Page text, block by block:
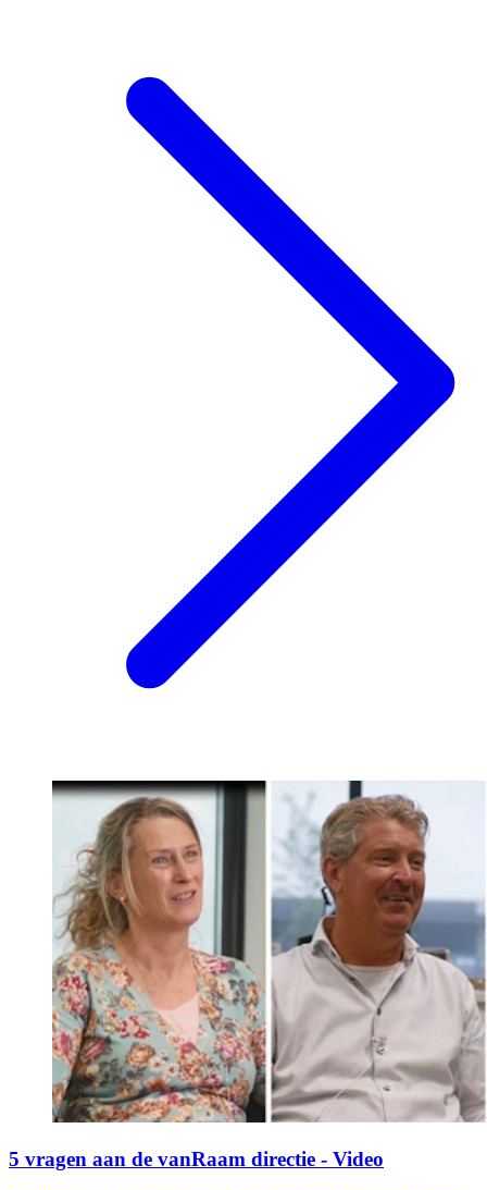
5 vragen aan de vanRaam directie - Video